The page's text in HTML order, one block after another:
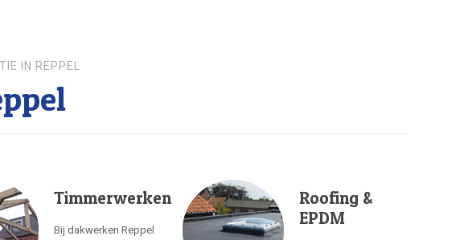
IN REPPEL
Timmerwerken
Bij dakwerken Reppel
Roofing &
EPDM